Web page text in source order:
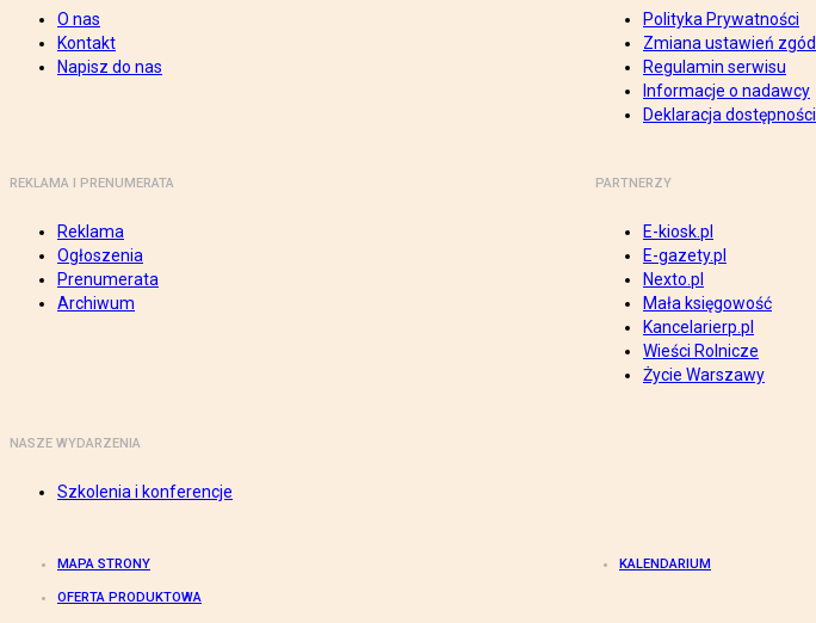
O nas
Kontakt
Napisz do nas
Polityka Prywatności
Zmiana ustawień zgód
Regulamin serwisu
Informacje o nadawcy
Deklaracja dostępności
REKLAMA I PRENUMERATA
Reklama
Ogłoszenia
Prenumerata
Archiwum
PARTNERZY
E-kiosk.pl
E-gazety.pl
Nexto.pl
Mała księgowość
Kancelarierp.pl
Wieści Rolnicze
Życie Warszawy
NASZE WYDARZENIA
Szkolenia i konferencje
MAPA STRONY KALENDARIUM
OFERTA PRODUKTOWA